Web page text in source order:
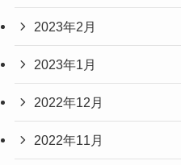
2023年2月
2023年1月
2022年12月
2022年11月